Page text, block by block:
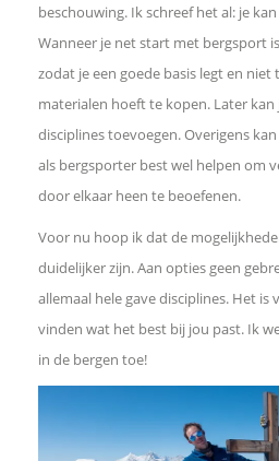
beschouwing. Ik schreef het al: je
Wanneer je net start met bergsport
zodat je een goede basis legt en niet
materialen hoeft te kopen. Later
disciplines toevoegen. Overigens
als bergsporter best wel helpen om
door elkaar heen te beoefenen.
Voor nu hoop ik dat de
duidelijker zijn. Aan opties geen
allemaal hele gave disciplines. Het
vinden wat het best bij jou past. Ik
in de bergen toe!